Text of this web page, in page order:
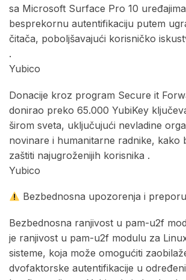
sa Microsoft Surface Pro 10
besprekornu autentifikaciju putem
čitača, poboljšavajući korisničko
.​
Yubico
Donacije kroz program Secure it
donirao preko 65.000 YubiKey
širom sveta, uključujući nevladine
novinare i humanitarne radnike, kako
zaštiti najugroženijih korisnika .​
Yubico
Bezbednosna upozorenja i
Bezbednosna ranjivost u pam-u2f
je ranjivost u pam-u2f modulu za
sisteme, koja može omogućiti
dvofaktorske autentifikacije u